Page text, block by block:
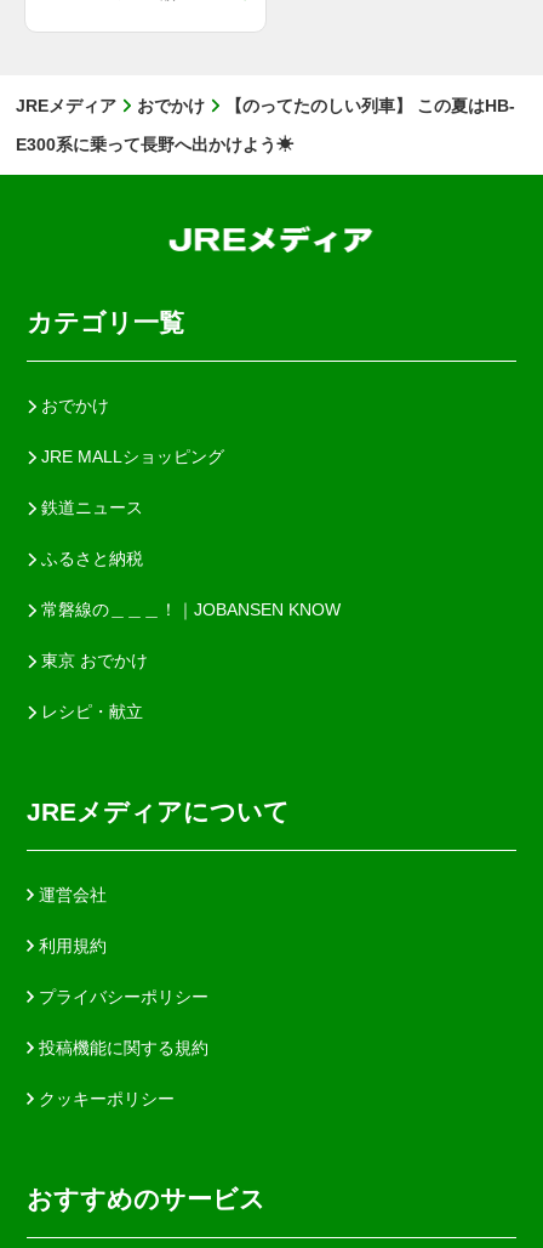
JREメディア おでかけ
【のってたのしい列車】 この夏はHB-
E300系に乗って長野へ出かけよう☀
カテゴリ一覧
おでかけ
JRE MALLショッピング
鉄道ニュース
ふるさと納税
常磐線の＿＿＿！｜JOBANSEN KNOW
東京 おでかけ
レシピ・献立
JREメディアについて
運営会社
利用規約
プライバシーポリシー
投稿機能に関する規約
クッキーポリシー
おすすめのサービス